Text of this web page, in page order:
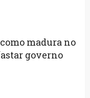
madura no
governo